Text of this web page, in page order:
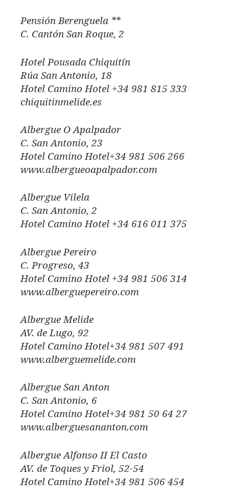
Pensión Berenguela **
C. Cantón San Roque, 2
Hotel Pousada Chiquitín
Rúa San Antonio, 18
Hotel Camino Hotel +34 981 815 333
chiquitinmelide.es
Albergue O Apalpador
C. San Antonio, 23
Hotel Camino Hotel+34 981 506 266
www.albergueoapalpador.com
Albergue Vilela
C. San Antonio, 2
Hotel Camino Hotel +34 616 011 375
Albergue Pereiro
C. Progreso, 43
Hotel Camino Hotel +34 981 506 314
www.alberguepereiro.com
Albergue Melide
AV. de Lugo, 92
Hotel Camino Hotel+34 981 507 491
www.alberguemelide.com
Albergue San Anton
C. San Antonio, 6
Hotel Camino Hotel+34 981 50 64 27
www.alberguesananton.com
Albergue Alfonso II El Casto
AV. de Toques y Friol, 52-54
Hotel Camino Hotel+34 981 506 454